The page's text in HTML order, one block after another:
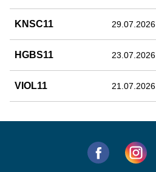
KNSC11 29.07.2026
HGBS11 23.07.2026
VIOL11 21.07.2026